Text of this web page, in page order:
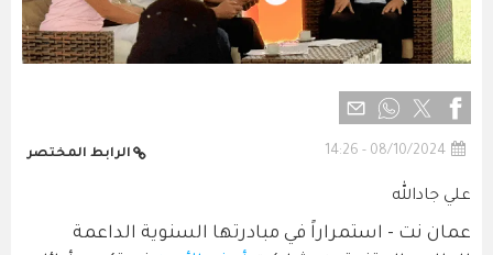
08/10/2024 - 14:26 الرابط المختصر
علي جادالله
عمان نت - استمراراً في مبادرتها السنوية الداعمة